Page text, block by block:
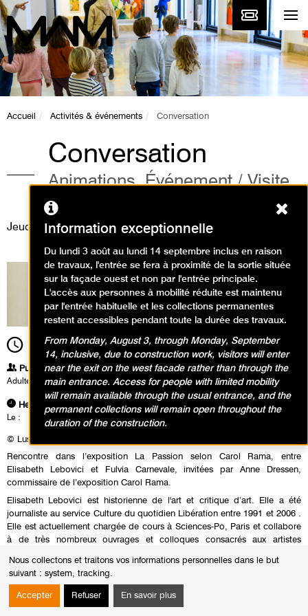
Nous collectons et traitons vos informations personnelles dans le but
suivant : system, tracking.
Accepter Refuser En savoir plus
Accueil Activités & événements Conversation
Conversation
Animations, Événement / Visite
dialogue
Jeudi 11 juin 2015
19h00Durée2h00
Publics
Adultes
Heures
Le : Jeudi 11 juin 2015 de 19h00 à 21h00
© Lusinghe, 2003, Charles Asprey Collection, Londres
Rencontre dans l’exposition La Passion selon Carol Rama, entre
Elisabeth Lebovici et Fulvia Carnevale, invitées par Anne Dressen,
commissaire de l’exposition Carol Rama.
Elisabeth Lebovici est historienne de l'art et critique d’art. Elle a été
journaliste au service Culture du quotidien Libération entre 1991 et 2006 .
Elle est actuellement chargée de cours à Sciences-Po, Paris et collabore
à de très nombreux ouvrages et colloques consacrés aux artistes
queer. Elle s’intéresse également aux programmes de recherche et de
variétés de la télévision française à ses débuts (1946-74) Elle a dirigé
L’intime (Paris, ensb-a, 1998) et est la co-auteure, avec Catherine
Gonnard, de Femmes Artistes/ Artistes Femmes, Paris, de 1880 à nos
Information exceptionnelle
Du lundi 3 août au lundi 14 septembre inclus en raison
de travaux, l'entrée se fera à proximité de la sortie située
sur la façade ouest et non par l'entrée principale.
L'accès aux personnes à mobilité réduite est maintenu
par l'entrée habituelle et les collections permanentes
restent accessibles pendant toute la durée des travaux.
From Monday, August 3, through Monday, September
14, inclusive, due to construction work, visitors will enter
near the exit on the west facade rather than through the
main entrance. Access for people with limited mobility
will remain available through the usual entrance, and the
permanent collections will remain open throughout the
duration of the construction.